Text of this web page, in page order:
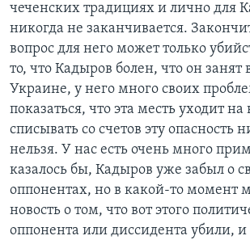
чеченских традициях и лично для
никогда не заканчивается.
вопрос для него может только
то, что Кадыров болен, что он занят
Украине, у него много своих
показаться, что эта месть уходит
списывать со счетов эту опасность
нельзя. У нас есть очень много
казалось бы, Кадыров уже забыл о
оппонентах, но в какой-то момент
новость о том, что вот этого
оппонента или диссидента убили, и